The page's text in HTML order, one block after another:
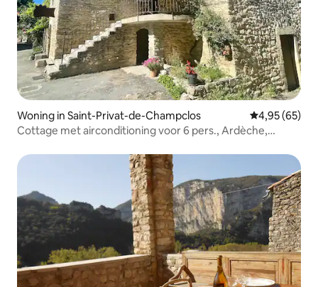
Woning in Saint-Privat-de-Champclos Gemiddelde
4,95 (65)
Cottage met airconditioning voor 6 pers., Ardèche,